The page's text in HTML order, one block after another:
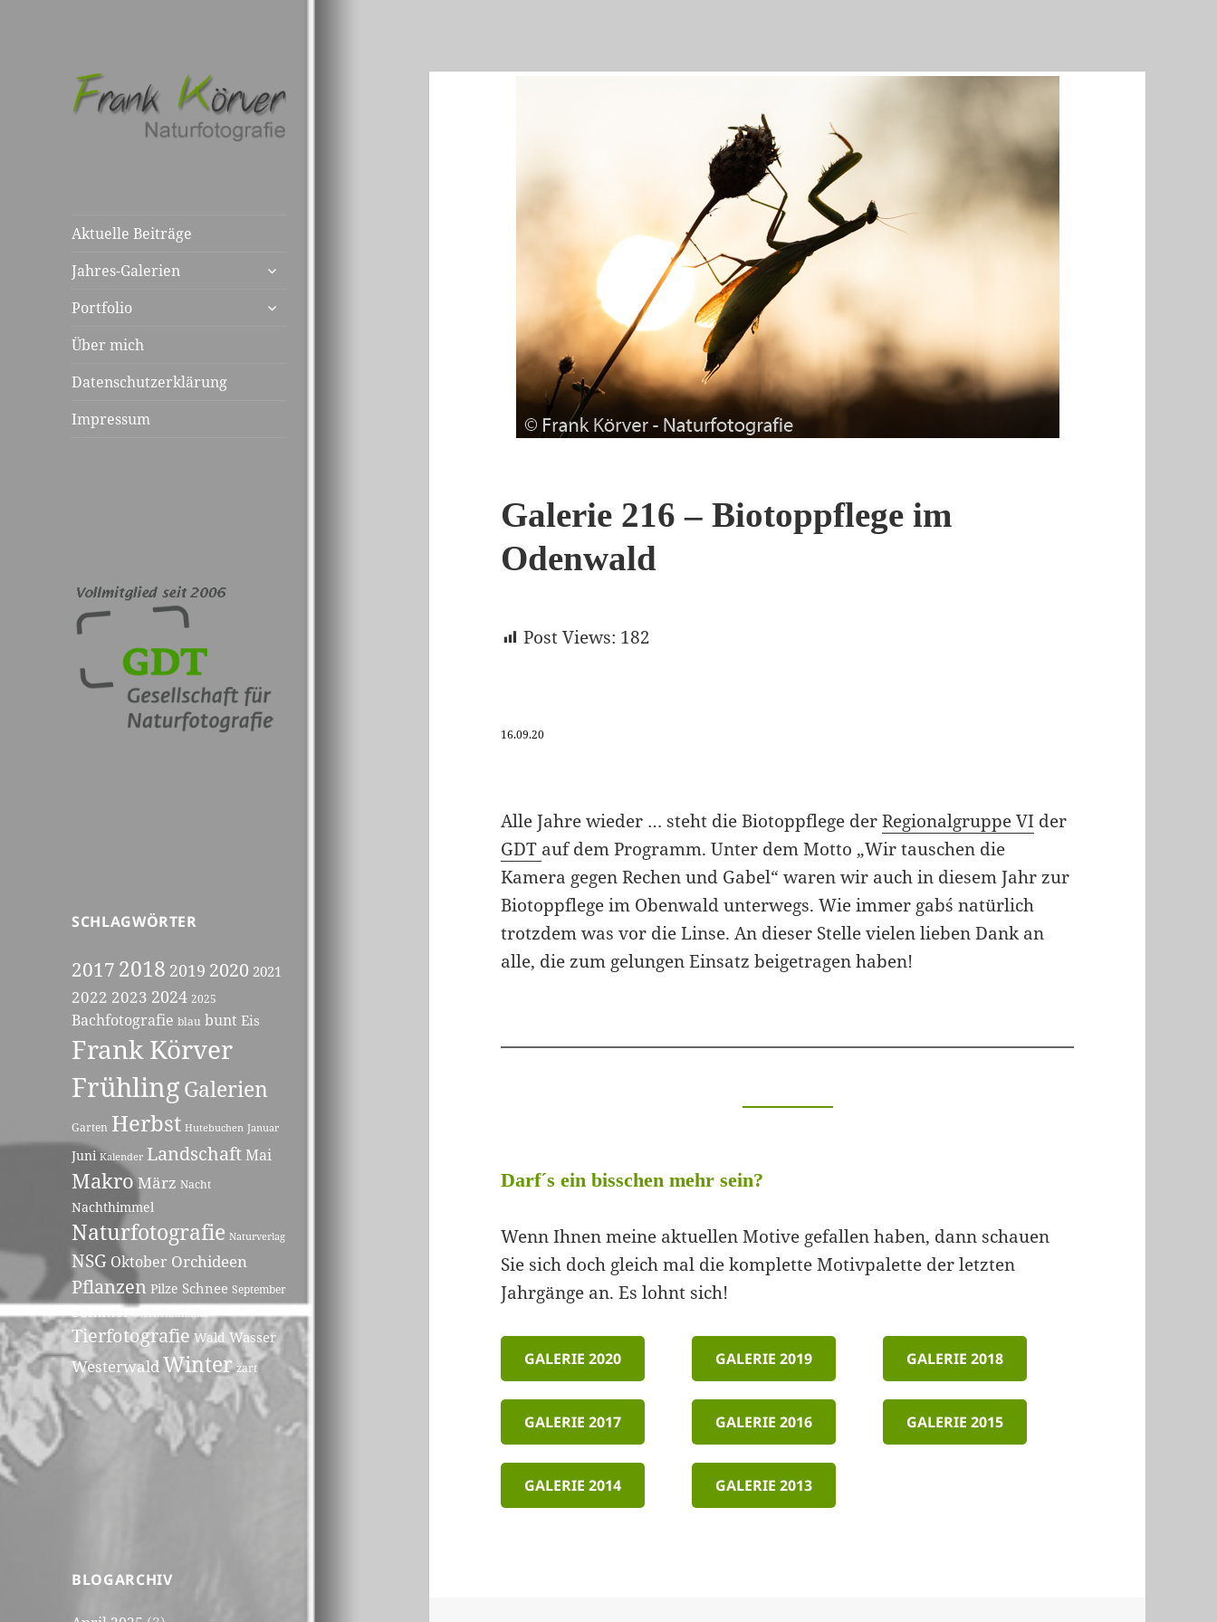
Aktuelle Beiträge
Jahres-Galerien
untermenü
Portfolio
untermenü
Über mich
Datenschutzerklärung
Impressum
SCHLAGWÖRTER
2017 2018 2019 2020 2021
2022 2023 2024 2025
Bachfotografie blau bunt Eis
Frank Körver
FrühlingGalerien
Garten Herbst Hutebuchen Januar
Juni Kalender LandschaftMai
MakroMärz Nacht
Nachthimmel
Naturfotografie Naturverlag
NSG Oktober Orchideen
Pflanzen Pilze Schnee September
Sommer Sternenhimmel
Tierfotografie Wald Wasser
WesterwaldWinter zart
BLOGARCHIV
Galerie 216 – Biotoppflege im
Odenwald
Post Views: 182
16.09.20
Alle Jahre wieder … steht die Biotoppflege derRegionalgruppe VI der
GDT auf dem Programm. Unter dem Motto „Wir tauschen die
Kamera gegen Rechen und Gabel“ waren wir auch in diesem Jahr zur
Biotoppflege im Obenwald unterwegs. Wie immer gab´s natürlich
trotzdem was vor die Linse. An dieser Stelle vielen lieben Dank an
alle, die zum gelungen Einsatz beigetragen haben!
Darf´s ein bisschen mehr sein?
Wenn Ihnen meine aktuellen Motive gefallen haben, dann schauen
Sie sich doch gleich mal die komplette Motivpalette der letzten
Jahrgänge an. Es lohnt sich!
GALERIE 2020 GALERIE 2019 GALERIE 2018
GALERIE 2017 GALERIE 2016 GALERIE 2015
GALERIE 2014 GALERIE 2013